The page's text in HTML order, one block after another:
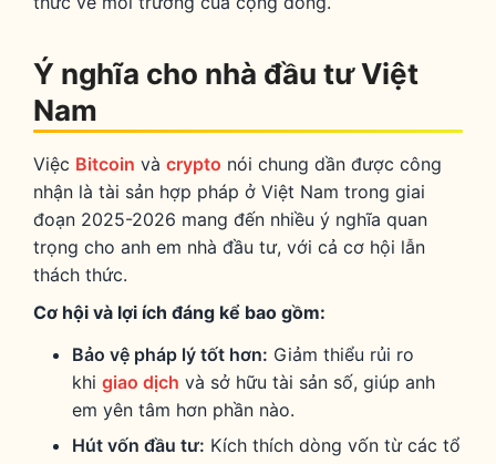
Ý nghĩa cho nhà đầu tư Việt
Nam
Việc Bitcoin và crypto nói chung dần được công
nhận là tài sản hợp pháp ở Việt Nam trong giai
đoạn 2025-2026 mang đến nhiều ý nghĩa quan
trọng cho anh em nhà đầu tư, với cả cơ hội lẫn
thách thức.
Cơ hội và lợi ích đáng kể bao gồm:
Bảo vệ pháp lý tốt hơn: Giảm thiểu rủi ro
khigiao dịch và sở hữu tài sản số, giúp anh
em yên tâm hơn phần nào.
Hút vốn đầu tư: Kích thích dòng vốn từ các tổ